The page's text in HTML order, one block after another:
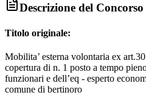
Descrizione del Concorso
Titolo originale:
Mobilita’ esterna volontaria ex
copertura di n. 1 posto a tempo
funzionari e dell’eq - esperto
comune di bertinoro